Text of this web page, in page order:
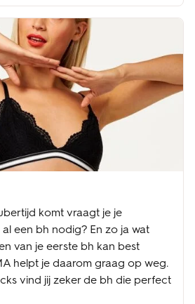
komt vraagt je je
al een bh nodig? En zo ja wat
van je eerste bh kan best
helpt je daarom graag op weg.
vind jij zeker de bh die perfect